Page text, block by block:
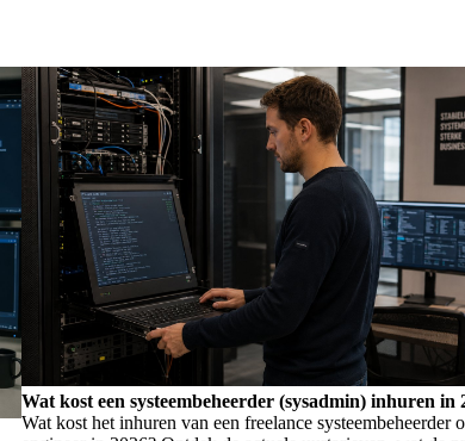
Wat kost een systeembeheerder (sysadmin) inhuren in
Wat kost het inhuren van een freelance systeembeheerder